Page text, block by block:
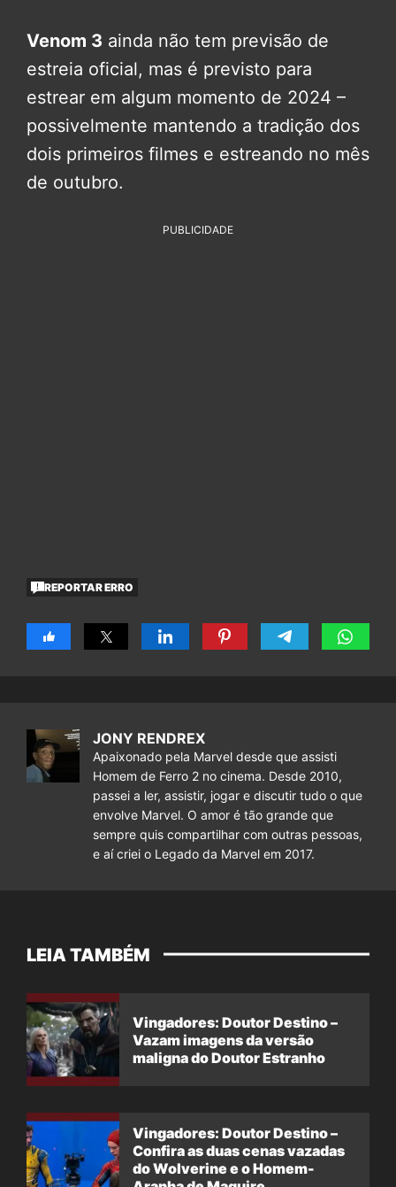
Venom 3 ainda não tem previsão de
estreia oficial, mas é previsto para
estrear em algum momento de 2024 –
possivelmente mantendo a tradição dos
dois primeiros filmes e estreando no mês
de outubro.
PUBLICIDADE
REPORTAR ERRO
JONY RENDREX
Apaixonado pela Marvel desde que assisti
Homem de Ferro 2 no cinema. Desde 2010,
passei a ler, assistir, jogar e discutir tudo o que
envolve Marvel. O amor é tão grande que
sempre quis compartilhar com outras pessoas,
e aí criei o Legado da Marvel em 2017.
LEIA TAMBÉM
Vingadores: Doutor Destino –
Vazam imagens da versão
maligna do Doutor Estranho
Vingadores: Doutor Destino –
Confira as duas cenas vazadas
do Wolverine e o Homem-